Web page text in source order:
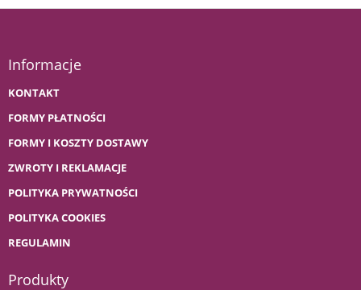
Informacje
KONTAKT
FORMY PŁATNOŚCI
FORMY I KOSZTY DOSTAWY
ZWROTY I REKLAMACJE
POLITYKA PRYWATNOŚCI
POLITYKA COOKIES
REGULAMIN
Produkty